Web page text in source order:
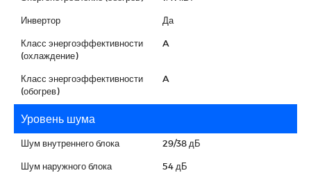
Инвертор Да
Класс энергоэффективности
(охлаждение)
A
Класс энергоэффективности
(обогрев)
A
Уровень шума
Шум внутреннего блока 29/38 дБ
Шум наружного блока 54 дБ